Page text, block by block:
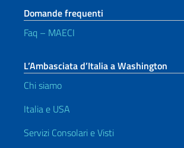
Domande frequenti
Faq – MAECI
L’Ambasciata d’Italia a Washington
Chi siamo
Italia e USA
Servizi Consolari e Visti